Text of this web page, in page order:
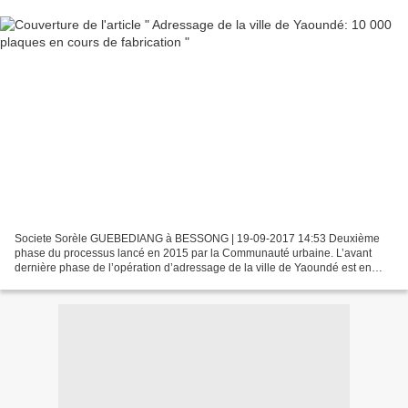
Societe Sorèle GUEBEDIANG à BESSONG | 19-09-2017 14:53 Deuxième
phase du processus lancé en 2015 par la Communauté urbaine. L’avant
dernière phase de l’opération d’adressage de la ville de Yaoundé est en